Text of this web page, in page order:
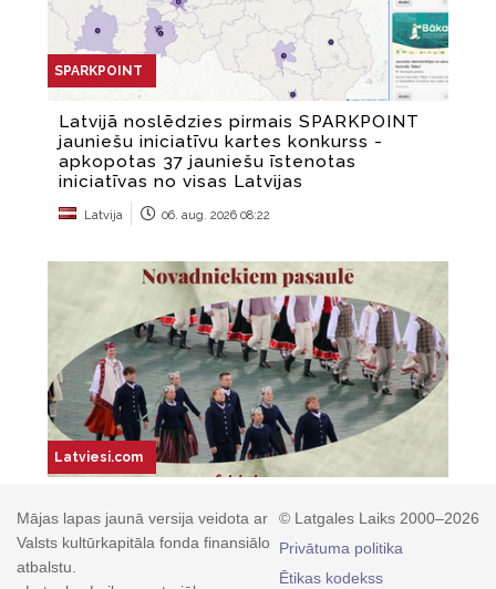
© Latgales Laiks 2000–2026
Privātuma politika
Ētikas kodekss
Mājas lapas jaunā versija veidota ar
Valsts kultūrkapitāla fonda finansiālo
atbalstu.